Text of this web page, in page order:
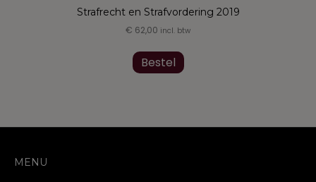
Strafrecht en Strafvordering 2019
€ 62,00 incl. btw
Bestel product
heeft
optie
MENU